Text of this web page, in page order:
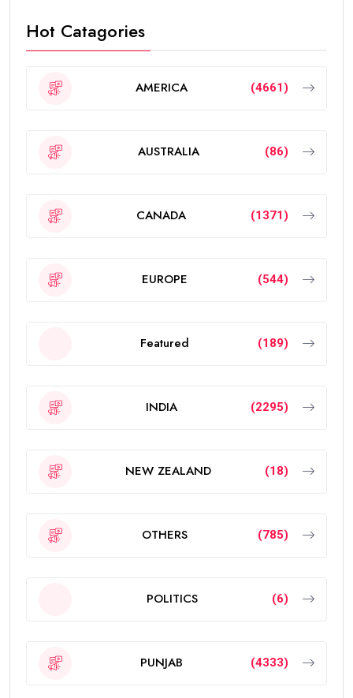
Hot Catagories
AMERICA (4661)
AUSTRALIA (86)
CANADA (1371)
EUROPE (544)
Featured (189)
INDIA (2295)
NEW ZEALAND (18)
OTHERS (785)
POLITICS (6)
PUNJAB (4333)